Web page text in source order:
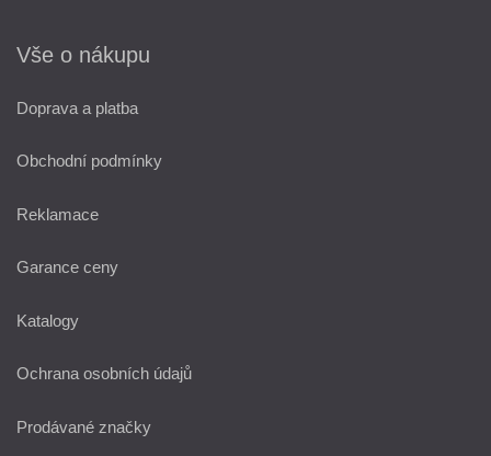
Vše o nákupu
Doprava a platba
Obchodní podmínky
Reklamace
Garance ceny
Katalogy
Ochrana osobních údajů
Prodávané značky